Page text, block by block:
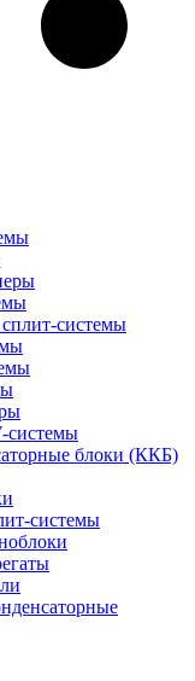
системы
системы
блоки (ККБ)
системы